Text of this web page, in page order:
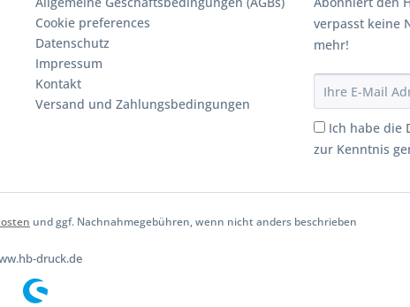
Cookie preferences
Datenschutz
Impressum
Kontakt
Versand und Zahlungsbedingungen
verpasst keine
mehr!
Ich habe die
zur Kenntnis
und ggf. Nachnahmegebühren, wenn nicht anders beschrieben
druck.de